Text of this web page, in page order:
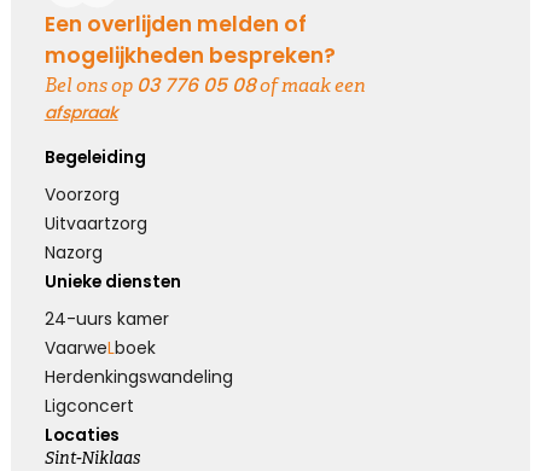
Een overlijden melden of
mogelijkheden bespreken?
Bel ons op 03 776 05 08of maak een
afspraak
Begeleiding
Voorzorg
Uitvaartzorg
Nazorg
Unieke diensten
24-uurs kamer
VaarweLboek
Herdenkings­wandeling
Ligconcert
Locaties
Sint-Niklaas